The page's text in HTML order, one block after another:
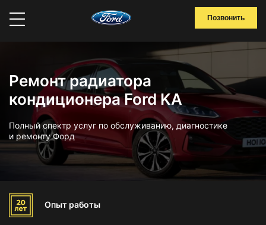
Позвонить
Ремонт радиатора
кондиционера Ford KA
Полный спектр услуг по обслуживанию, диагностике
и ремонту Форд
Опыт работы